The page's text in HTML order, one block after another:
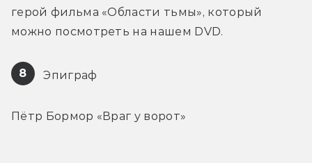
герой фильма «Области тьмы», который
можно посмотреть на нашем DVD.
8 Эпиграф
Пётр Бормор «Враг у ворот»